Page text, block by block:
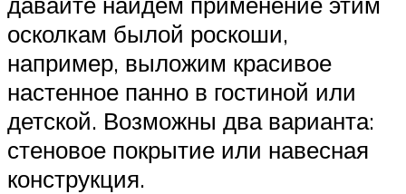
осколкам былой роскоши,
например, выложим красивое
настенное панно в гостиной или
детской. Возможны два варианта:
стеновое покрытие или навесная
конструкция.